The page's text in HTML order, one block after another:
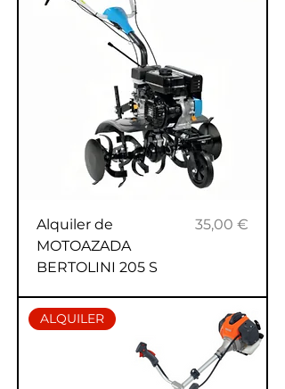
Alquiler de
MOTOAZADA
BERTOLINI 205 S
Precio
35,00 €
ALQUILER